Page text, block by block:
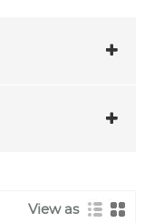
View as